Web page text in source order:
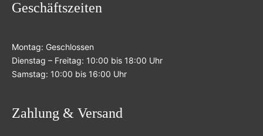
Geschäftszeiten
Montag: Geschlossen
Dienstag – Freitag: 10:00 bis 18:00 Uhr
Samstag: 10:00 bis 16:00 Uhr
Zahlung & Versand